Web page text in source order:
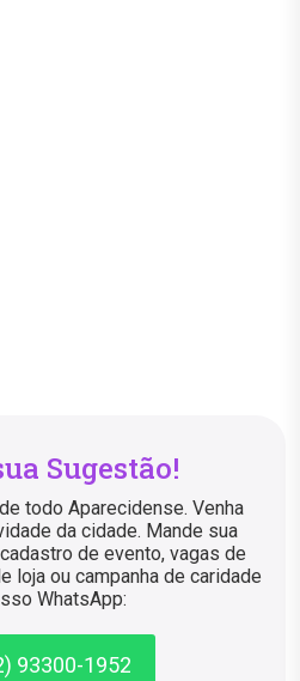
Sugestão!
todo Aparecidense. Venha
da cidade. Mande sua
de evento, vagas de
loja ou campanha de caridade
WhatsApp:
93300-1952